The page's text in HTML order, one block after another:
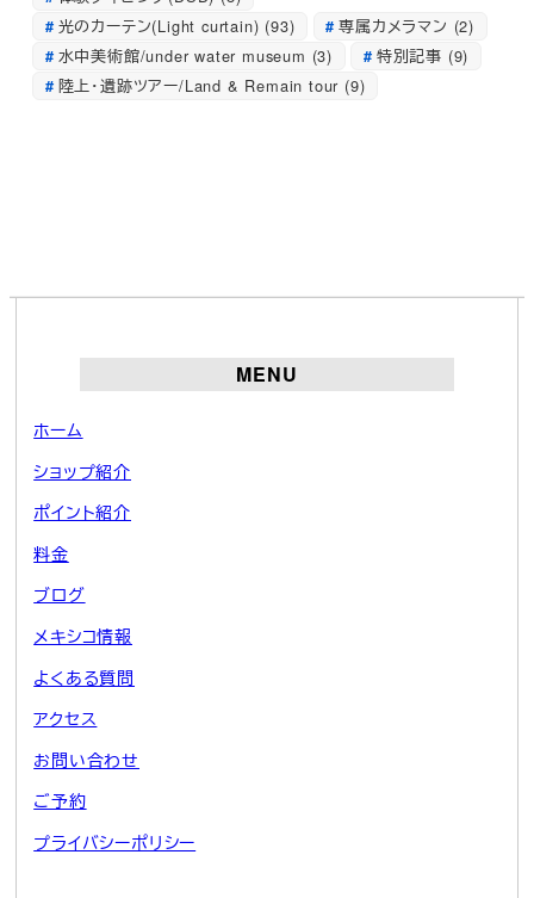
光のカーテン(Light curtain) (93) 専属カメラマン (2)
水中美術館/under water museum (3) 特別記事 (9)
陸上・遺跡ツアー/Land & Remain tour (9)
MENU
ホーム
ショップ紹介
ポイント紹介
料金
ブログ
メキシコ情報
よくある質問
アクセス
お問い合わせ
ご予約
プライバシーポリシー